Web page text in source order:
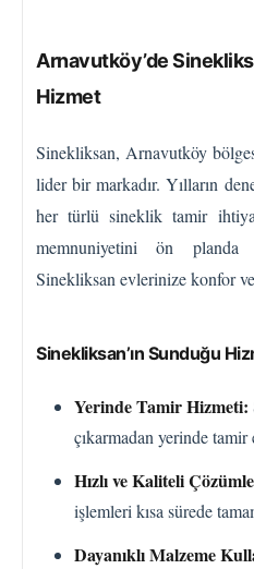
Arnavutköy’de
Hizmet
Sinekliksan, Arnavutköy
lider bir markadır. Yılların
her türlü sineklik tamir
memnuniyetini ön planda
Sinekliksan evlerinize konfor
Sinekliksan’ın Sunduğu
Yerinde Tamir Hizmeti:
çıkarmadan yerinde tamir
Hızlı ve Kaliteli
işlemleri kısa sürede
Dayanıklı Malzeme